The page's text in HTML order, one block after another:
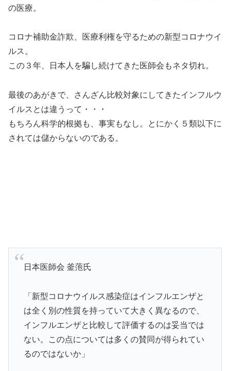
の医療。
コロナ補助金詐欺、医療利権を守るための新型コロナウイ
ルス。
この３年、日本人を騙し続けてきた医師会もネタ切れ。
最後のあがきで、さんざん比較対象にしてきたインフルウ
イルスとは違うって・・・
もちろん科学的根拠も、事実もなし。とにかく５類以下に
されては儲からないのである。
日本医師会 釜萢氏
「新型コロナウイルス感染症はインフルエンザと
は全く別の性質を持っていて大きく異なるので、
インフルエンザと比較して評価するのは妥当では
ない。この点については多くの賛同が得られてい
るのではないか」